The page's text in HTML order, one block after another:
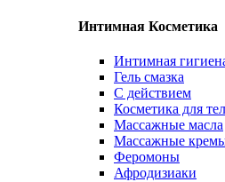
Интимная Косметика
Интимная
Гель смазка
С действием
Косметика для
Массажные масла
Массажные
Феромоны
Афродизиаки